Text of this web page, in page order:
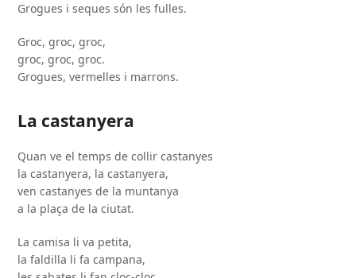
Grogues i seques són les fulles.
Groc, groc, groc,
groc, groc, groc.
Grogues, vermelles i marrons.
La castanyera
Quan ve el temps de collir castanyes
la castanyera, la castanyera,
ven castanyes de la muntanya
a la plaça de la ciutat.
La camisa li va petita,
la faldilla li fa campana,